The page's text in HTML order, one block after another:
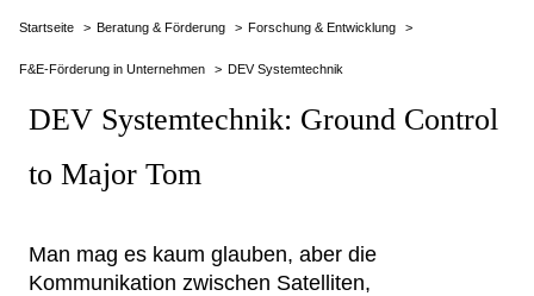
Das Technologieland
Innovationsfelder
Beratung & Förderung
Startseite Beratung & Förderung Forschung & Entwicklung
F&E-Förderung in Unternehmen DEV Systemtechnik
DEV Systemtechnik: Ground Control
to Major Tom
Man mag es kaum glauben, aber die
Kommunikation zwischen Satelliten,